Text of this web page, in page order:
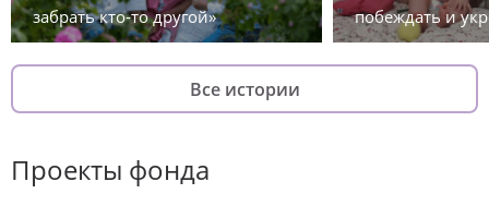
забрать кто-то другой»
побеждать и
Все истории
Проекты фонда